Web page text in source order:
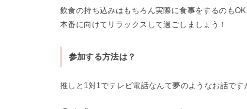
飲食の持ち込みはもちろん実際に食事をするのもOK
本番に向けてリラックスして過ごしましょう！
参加する方法は？
推しと1対1でテレビ電話なんて夢のようなお話で